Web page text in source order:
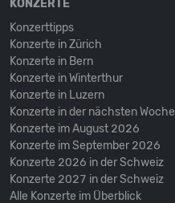
KONZERTE
Konzerttipps
Konzerte in Zürich
Konzerte in Bern
Konzerte in Winterthur
Konzerte in Luzern
Konzerte in der nächsten Woche
Konzerte im August 2026
Konzerte im September 2026
Konzerte 2026 in der Schweiz
Konzerte 2027 in der Schweiz
Alle Konzerte im Überblick